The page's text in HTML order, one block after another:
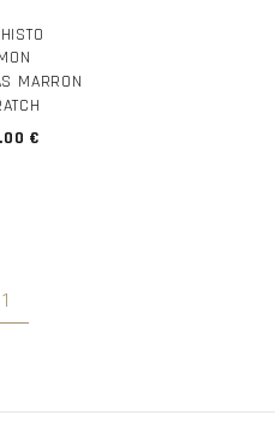
MARRON
€
1